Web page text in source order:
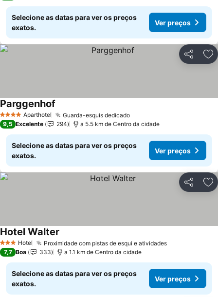
Selecione as datas para ver os preços
exatos.
Ver preços
Partilhar
4 EstrelasAparthotel Guarda-esquis dedicado
Parggenhof
9,5 Excelente 294 a 5.5 km de Centro da cidade
Selecione as datas para ver os preços
exatos.
Ver preços
Partilhar
3 EstrelasHotel Proximidade com pistas de esqui e atividades
Hotel Walter
7,7 Boa 333 a 1.1 km de Centro da cidade
Selecione as datas para ver os preços
exatos.
Ver preços